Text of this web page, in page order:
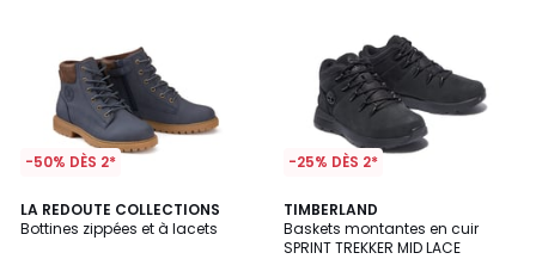
-50% DÈS 2*
LA REDOUTE COLLECTIONS
Bottines zippées et à lacets
4,2
/ 5
-25% DÈS 2*
TIMBERLAND
Baskets montantes en cuir
SPRINT TREKKER MID LACE
5
/
5